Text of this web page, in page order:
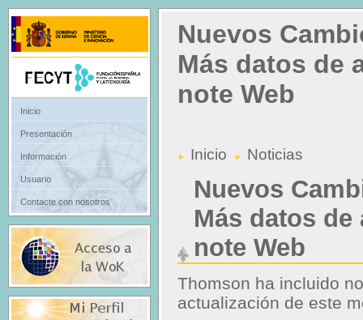
Nuevos
Más datos de
note Web
Inicio Noticias
Nuevos
Más datos
note Web
Thomson ha incluido
actualización de este
Inicio
Presentación
Información
Usuario
Contacte con nosotros